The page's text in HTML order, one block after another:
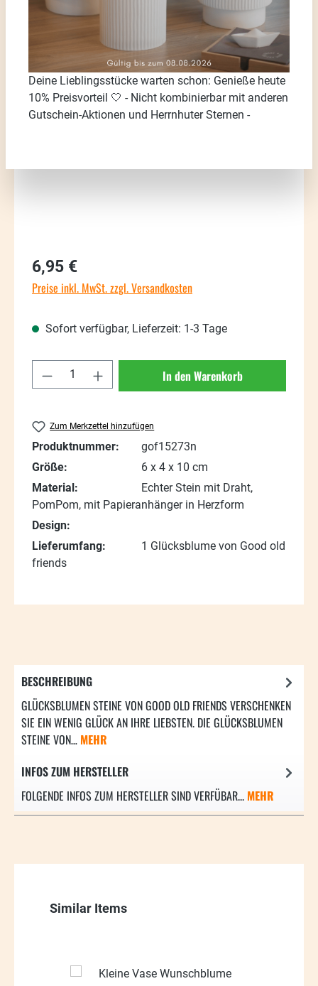
Bildergalerie überspringen
Regulärer Preis:
6,95 €
Preise inkl. MwSt. zzgl. Versandkosten
Sofort verfügbar, Lieferzeit: 1-3 Tage
Produkt Anzahl: Gib den gewünschten
In den Warenkorb
Zum Merkzettel hinzufügen
Produktnummer:
gof15273n
Größe:
6 x 4 x 10 cm
Material:
Echter Stein mit Draht,
PomPom, mit Papieranhänger in Herzform
Design:
Lieferumfang:
1 Glücksblume von Good old
friends
BESCHREIBUNG
GLÜCKSBLUMEN STEINE VON GOOD OLD FRIENDS VERSCHENKEN
SIE EIN WENIG GLÜCK AN IHRE LIEBSTEN. DIE GLÜCKSBLUMEN
STEINE VON… MEHR
INFOS ZUM HERSTELLER
FOLGENDE INFOS ZUM HERSTELLER SIND VERFÜBAR... MEHR
Produktgalerie überspringen
Similar Items
Deine Lieblingsstücke warten schon: Genieße heute
10% Preisvorteil 🤍 - Nicht kombinierbar mit anderen
Gutschein-Aktionen und Herrnhuter Sternen -